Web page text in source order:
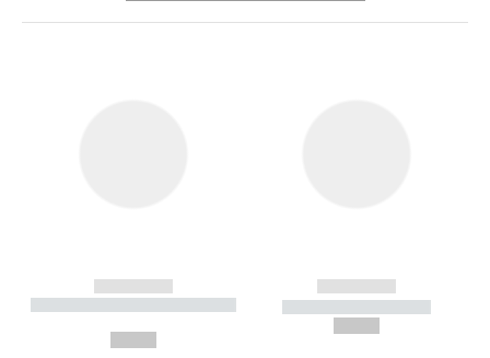
------------
----------- ----------- --------
------------
----------- -----------